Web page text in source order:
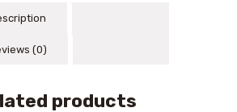
(0)
products